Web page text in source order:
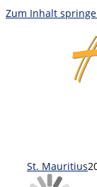
Zum Inhalt
St. Mauritius